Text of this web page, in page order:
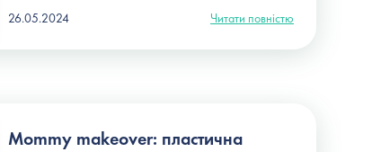
26.05.2024 Читати повністю
Mommy makeover: пластична